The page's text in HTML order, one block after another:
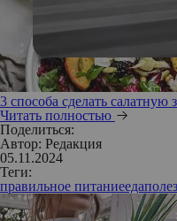
3 способа сделать салатную
Читать полностью
Поделиться:
Автор: Редакция
05.11.2024
Теги:
правильное питаниееда